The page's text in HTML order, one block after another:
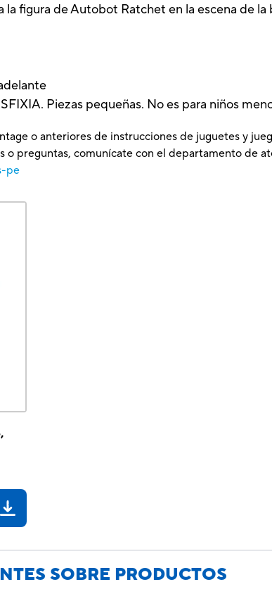
figura de Autobot Ratchet en la escena de la
Piezas pequeñas. No es para niños
o anteriores de instrucciones de juguetes y
o preguntas, comunícate con el departamento de
pe
SOBRE PRODUCTOS